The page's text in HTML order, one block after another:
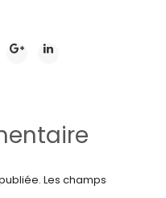
Les champs